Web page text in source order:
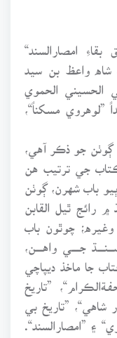
بقاءِ امصارالسند“
شاه واعظ بن سيد
الحسيني الحموي
”لوهروي مسکناً“،
جو ذڪر آهي،
جي ترتيب هن
باب شهرن، ڳوٺن
رائج ٿيل القابن
وغيره؛ چوٿون باب
جــــــي واهـــــن،
تي. ڪتاب جا ماخذ ديپاچي
”تاريخ
شاهي“، ”تاريخ بي
۽ ”امصارالسند“.